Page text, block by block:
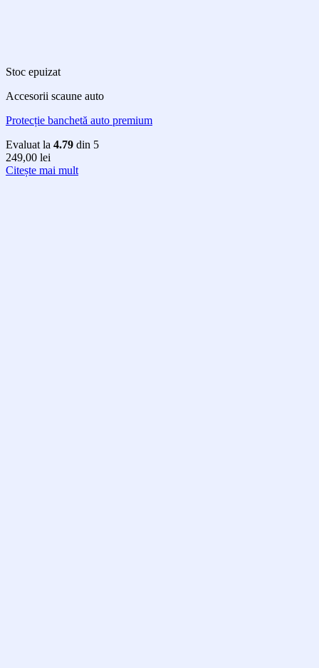
Stoc epuizat
Accesorii scaune auto
Protecție banchetă auto premium
Evaluat la 4.79 din 5
249,00 lei
Citește mai mult